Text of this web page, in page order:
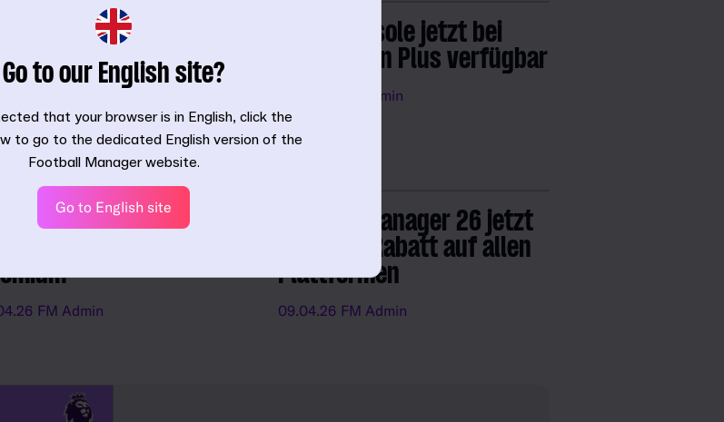
Rückkehr des
eine FM26-
Miles Jacobson
FM26 Console jetzt bei
PlayStation Plus verfügbar
FM Admin
und FM26 Console
FM Admin
Football Manager 26 jetzt
mit 40 % Rabatt auf allen
Plattformen
09.04.26 FM Admin
Go to our English site?
that your browser is in English, click the
to go to the dedicated English version of the
Football Manager website.
Go to English site